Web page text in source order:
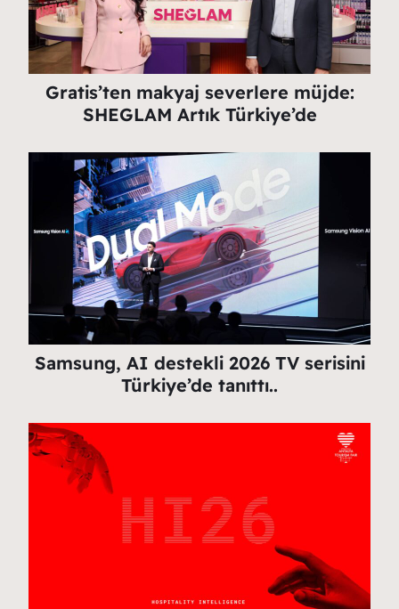
Gratis’ten makyaj severlere müjde:
SHEGLAM Artık Türkiye’de
Samsung, AI destekli 2026 TV serisini
Türkiye’de tanıttı..